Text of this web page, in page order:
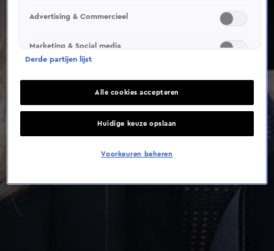
Advertising & Commercieel
Marketing & Social media
Derde partijen lijst
Alle cookies accepteren
Huidige keuze opslaan
Voorkeuren beheren